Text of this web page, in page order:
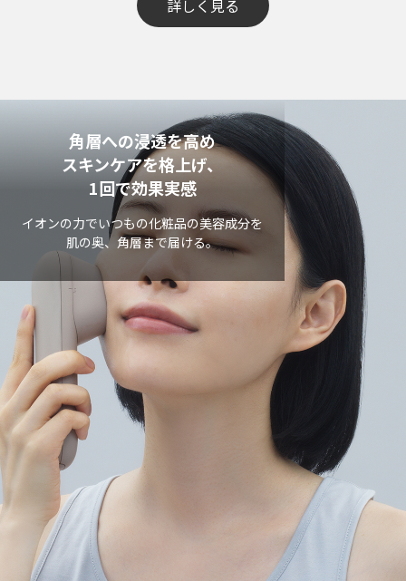
詳しく見る
角層への浸透を高め
スキンケアを格上げ、
1回で効果実感
イオンの力でいつもの化粧品の美容成分を
肌の奥、角層まで届ける。